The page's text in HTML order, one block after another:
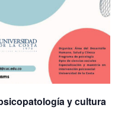
y cultura